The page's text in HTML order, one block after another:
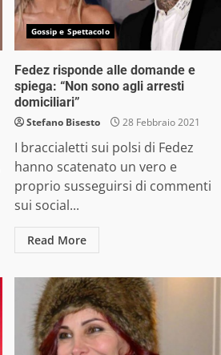
Gossip e Spettacolo
Fedez risponde alle domande e
spiega: “Non sono agli arresti
domiciliari”
Stefano Bisesto 28 Febbraio 2021
I braccialetti sui polsi di Fedez
hanno scatenato un vero e
proprio susseguirsi di commenti
sui social...
Read More